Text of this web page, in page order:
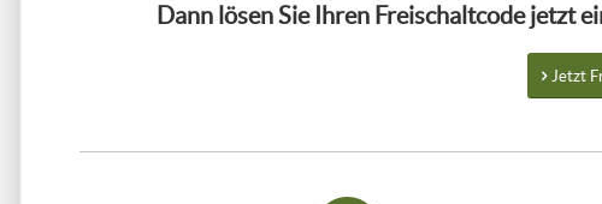
Dann lösen Sie Ihren Freischaltcode jetzt
Jetzt